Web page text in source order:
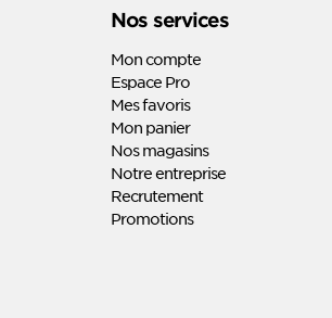
Nos services
Mon compte
Espace Pro
Mes favoris
Mon panier
Nos magasins
Notre entreprise
Recrutement
Promotions